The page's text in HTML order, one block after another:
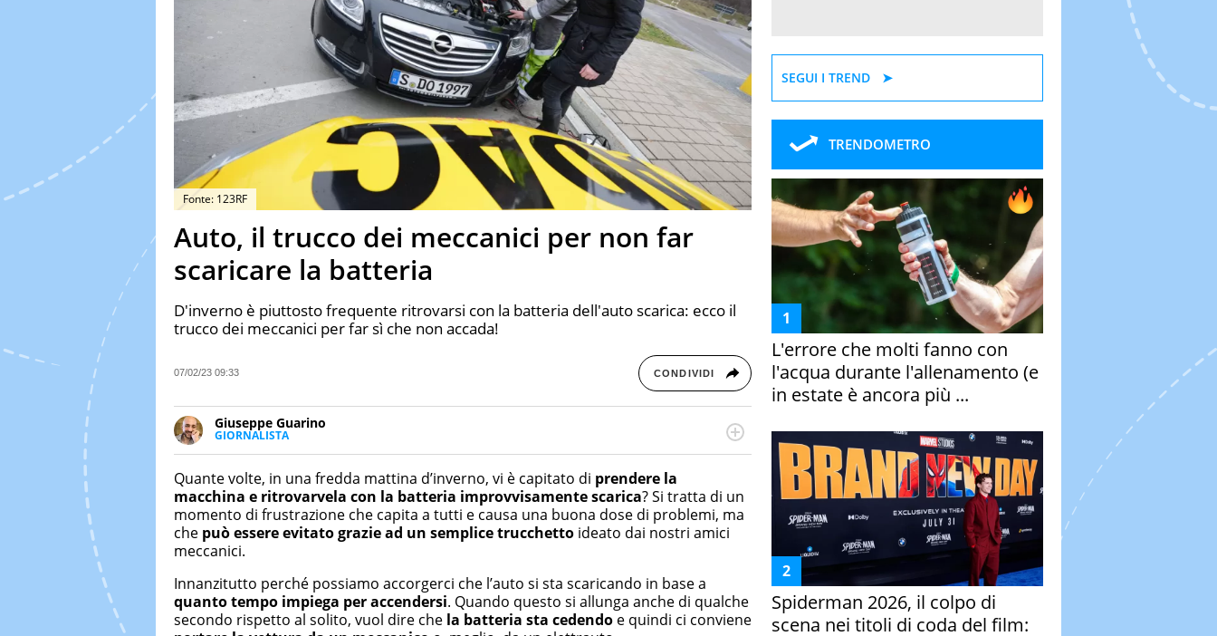
Fonte: 123RF
Auto, il trucco dei meccanici per non far
scaricare la batteria
D'inverno è piuttosto frequente ritrovarsi con la batteria dell'auto scarica: ecco il
trucco dei meccanici per far sì che non accada!
07/02/23 09:33 CONDIVIDI
Giuseppe Guarino
GIORNALISTA
Ph(D) in Diritto Comparato e processi di integrazione e attivo nel campo della ricerca, in
numerose testate ed è presidente dell'Associazione Culturale "La Biblioteca del Sannio".
Quante volte, in una fredda mattina d’inverno, vi è capitato di prendere la
macchina e ritrovarvela con la batteria improvvisamente scarica? Si tratta di un
momento di frustrazione che capita a tutti e causa una buona dose di problemi, ma
che può essere evitato grazie ad un semplice trucchetto ideato dai nostri amici
meccanici.
Innanzitutto perché possiamo accorgerci che l’auto si sta scaricando in base a
quanto tempo impiega per accendersi. Quando questo si allunga anche di qualche
secondo rispetto al solito, vuol dire che la batteria sta cedendo e quindi ci conviene
SEGUI I TREND
TRENDOMETRO
L'errore che molti fanno con
l'acqua durante l'allenamento (e
in estate è ancora più ...
Spiderman 2026, il colpo di
scena nei titoli di coda del film: